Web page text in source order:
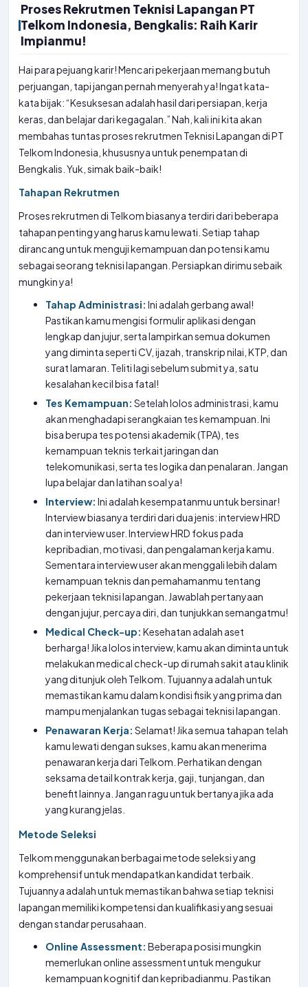
Proses Rekrutmen Teknisi Lapangan PT
Telkom Indonesia, Bengkalis: Raih Karir
Impianmu!
Hai para pejuang karir! Mencari pekerjaan memang butuh
perjuangan, tapi jangan pernah menyerah ya! Ingat kata-
kata bijak: “Kesuksesan adalah hasil dari persiapan, kerja
keras, dan belajar dari kegagalan.” Nah, kali ini kita akan
membahas tuntas proses rekrutmen Teknisi Lapangan di PT
Telkom Indonesia, khususnya untuk penempatan di
Bengkalis. Yuk, simak baik-baik!
Tahapan Rekrutmen
Proses rekrutmen di Telkom biasanya terdiri dari beberapa
tahapan penting yang harus kamu lewati. Setiap tahap
dirancang untuk menguji kemampuan dan potensi kamu
sebagai seorang teknisi lapangan. Persiapkan dirimu sebaik
mungkin ya!
Tahap Administrasi: Ini adalah gerbang awal!
Pastikan kamu mengisi formulir aplikasi dengan
lengkap dan jujur, serta lampirkan semua dokumen
yang diminta seperti CV, ijazah, transkrip nilai, KTP, dan
surat lamaran. Teliti lagi sebelum submit ya, satu
kesalahan kecil bisa fatal!
Tes Kemampuan: Setelah lolos administrasi, kamu
akan menghadapi serangkaian tes kemampuan. Ini
bisa berupa tes potensi akademik (TPA), tes
kemampuan teknis terkait jaringan dan
telekomunikasi, serta tes logika dan penalaran. Jangan
lupa belajar dan latihan soal ya!
Interview: Ini adalah kesempatanmu untuk bersinar!
Interview biasanya terdiri dari dua jenis: interview HRD
dan interview user. Interview HRD fokus pada
kepribadian, motivasi, dan pengalaman kerja kamu.
Sementara interview user akan menggali lebih dalam
kemampuan teknis dan pemahamanmu tentang
pekerjaan teknisi lapangan. Jawablah pertanyaan
dengan jujur, percaya diri, dan tunjukkan semangatmu!
Medical Check-up: Kesehatan adalah aset
berharga! Jika lolos interview, kamu akan diminta untuk
melakukan medical check-up di rumah sakit atau klinik
yang ditunjuk oleh Telkom. Tujuannya adalah untuk
memastikan kamu dalam kondisi fisik yang prima dan
mampu menjalankan tugas sebagai teknisi lapangan.
Penawaran Kerja: Selamat! Jika semua tahapan telah
kamu lewati dengan sukses, kamu akan menerima
penawaran kerja dari Telkom. Perhatikan dengan
seksama detail kontrak kerja, gaji, tunjangan, dan
benefit lainnya. Jangan ragu untuk bertanya jika ada
yang kurang jelas.
Metode Seleksi
Telkom menggunakan berbagai metode seleksi yang
komprehensif untuk mendapatkan kandidat terbaik.
Tujuannya adalah untuk memastikan bahwa setiap teknisi
lapangan memiliki kompetensi dan kualifikasi yang sesuai
dengan standar perusahaan.
Online Assessment: Beberapa posisi mungkin
memerlukan online assessment untuk mengukur
kemampuan kognitif dan kepribadianmu. Pastikan